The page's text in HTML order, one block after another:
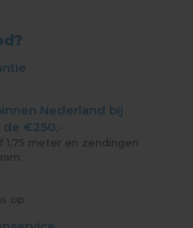
Nederland bij
€250,-
1,75 meter en zendingen
op